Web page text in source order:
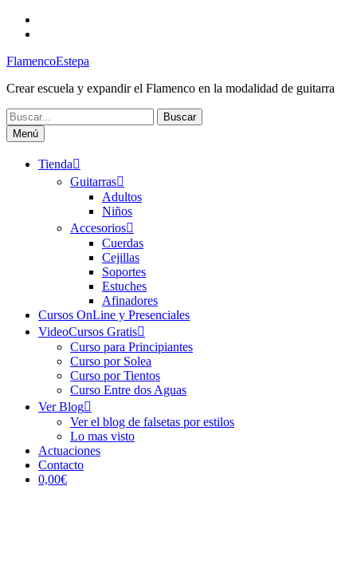
Saltar
FlamencoEstepa
Crear escuela y expandir el Flamenco en la modalidad de guitarra
Buscar:
Menú
Tienda
Guitarras
Adultos
Niños
Accesorios
Cuerdas
Cejillas
Soportes
Estuches
Afinadores
Cursos OnLine y Presenciales
VideoCursos Gratis
Curso para Principiantes
Curso por Solea
Curso por Tientos
Curso Entre dos Aguas
Ver Blog
Ver el blog de falsetas por estilos
Lo mas visto
Actuaciones
Contacto
0,00€